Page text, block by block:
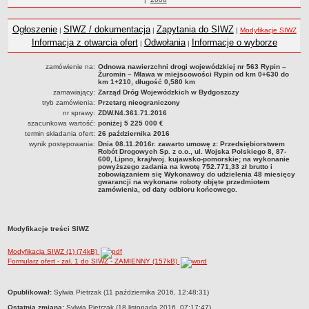
Statut
Nadzór nad ZDW
Regulamin Organizacyjny
Schemat organizacyjny
Inspektor Ochrony Danych
Zgłoszenia zewnętrzne
Ogłoszenia o pracę
POZWOLENIA I DECYZJE
Uzgodnienie lokalizacji urządzeń infrastruktury technicznej
Zezwolenie na prowadzenie robót
innych obiektów, reklam
roku
Ogłoszenie| SIWZ / dokumentacja| Zapytania do SIWZ | Modyfikacje SIWZ
Informacja z otwarcia ofert| Odwołania| Informacje o wyborze
zamówienie na: Odnowa nawierzchni drogi wojewódzkiej nr 563 Rypin –
Żuromin – Mława w miejscowości Rypin od km 0+630 do
km 1+210, długość 0,580 km
zamawiający: Zarząd Dróg Wojewódzkich w Bydgoszczy
tryb zamówienia: Przetarg nieograniczony
nr sprawy: ZDW.N4.361.71.2016
szacunkowa wartość: poniżej 5 225 000 €
termin składania ofert: 26 października 2016
wynik postępowania: Dnia 08.11.2016r. zawarto umowę z: Przedsiębiorstwem
Robót Drogowych Sp. z o.o., ul. Wojska Polskiego 8, 87-
600, Lipno, kraj/woj. kujawsko-pomorskie; na wykonanie
powyższego zadania na kwotę 752.771,33 zł brutto i
zobowiązaniem się Wykonawcy do udzielenia 48 miesięcy
gwarancji na wykonane roboty objęte przedmiotem
zamówienia, od daty odbioru końcowego.
Modyfikacje treści SIWZ
Modyfikacja SIWZ (1) (74kB)
Formularz ofert - zał. 1 do SIWZ - ZAMIENNY (157kB)
metryczka
Opublikował: Sylwia Pietrzak (11 października 2016, 12:48:31)
Ostatnia zmiana: Sylwia Pietrzak (18 listopada 2016, 07:17:47)